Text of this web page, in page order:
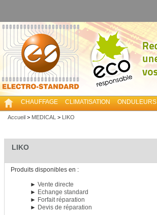
CHAUFFAGE CLIMATISATION ONDULEURS
Accueil > MEDICAL > LIKO
LIKO
Produits disponibles en :
► Vente directe
► Echange standard
► Forfait réparation
► Devis de réparation